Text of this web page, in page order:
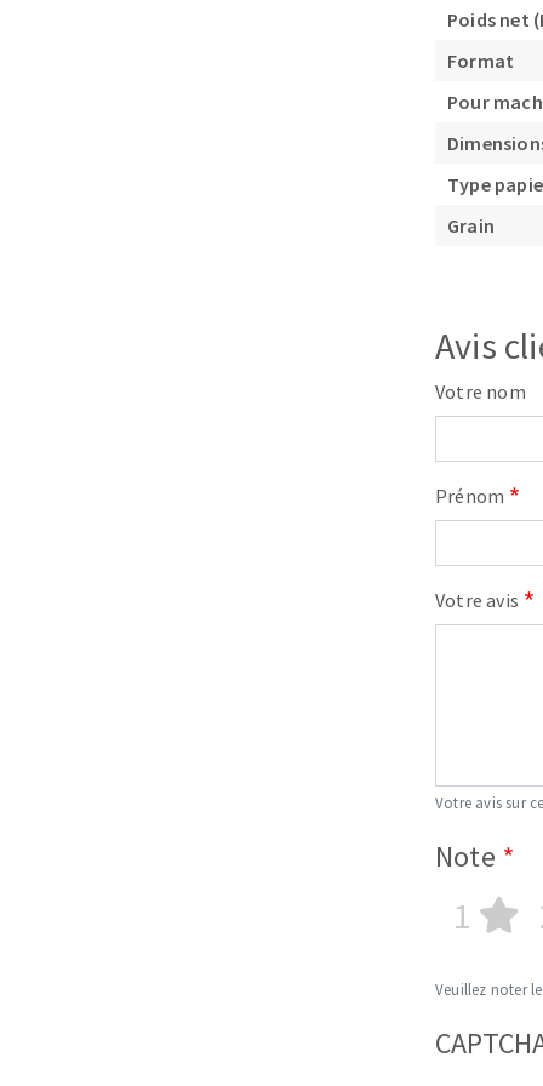
Poids net
Format
Pour
Type
Grain
Avis
Votre nom
Prénom
Votre avis
Votre avis sur
Note
1
Veuillez noter